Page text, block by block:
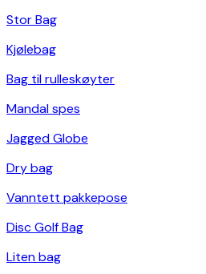
Stor Bag
Kjølebag
Bag til rulleskøyter
Mandal spes
Jagged Globe
Dry bag
Vanntett pakkepose
Disc Golf Bag
Liten bag